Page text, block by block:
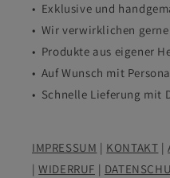
• Exklusive und
• Wir verwirklichen
• Produkte aus eigener
• Auf Wunsch mit
• Schnelle Lieferung mit
IMPRESSUM | KONTAKT |
|WIDERRUF |